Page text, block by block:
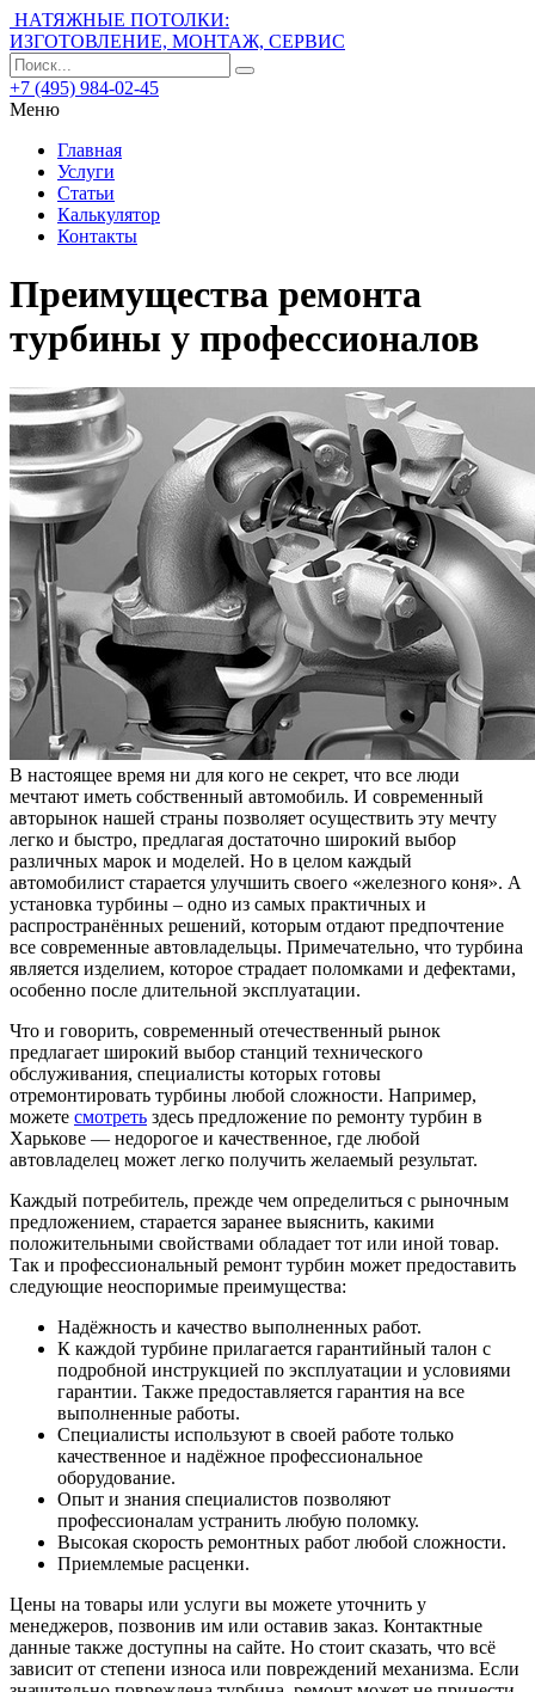
НАТЯЖНЫЕ ПОТОЛКИ:
ИЗГОТОВЛЕНИЕ, МОНТАЖ, СЕРВИС
+7 (495) 984-02-45
Меню
Главная
Услуги
Статьи
Калькулятор
Контакты
Преимущества ремонта
турбины у профессионалов
В настоящее время ни для кого не секрет, что все люди
мечтают иметь собственный автомобиль. И современный
авторынок нашей страны позволяет осуществить эту мечту
легко и быстро, предлагая достаточно широкий выбор
различных марок и моделей. Но в целом каждый
автомобилист старается улучшить своего «железного коня». А
установка турбины – одно из самых практичных и
распространённых решений, которым отдают предпочтение
все современные автовладельцы. Примечательно, что турбина
является изделием, которое страдает поломками и дефектами,
особенно после длительной эксплуатации.
Что и говорить, современный отечественный рынок
предлагает широкий выбор станций технического
обслуживания, специалисты которых готовы
отремонтировать турбины любой сложности. Например,
можете смотреть здесь предложение по ремонту турбин в
Харькове — недорогое и качественное, где любой
автовладелец может легко получить желаемый результат.
Каждый потребитель, прежде чем определиться с рыночным
предложением, старается заранее выяснить, какими
положительными свойствами обладает тот или иной товар.
Так и профессиональный ремонт турбин может предоставить
следующие неоспоримые преимущества:
Надёжность и качество выполненных работ.
К каждой турбине прилагается гарантийный талон с
подробной инструкцией по эксплуатации и условиями
гарантии. Также предоставляется гарантия на все
выполненные работы.
Специалисты используют в своей работе только
качественное и надёжное профессиональное
оборудование.
Опыт и знания специалистов позволяют
профессионалам устранить любую поломку.
Высокая скорость ремонтных работ любой сложности.
Приемлемые расценки.
Цены на товары или услуги вы можете уточнить у
менеджеров, позвонив им или оставив заказ. Контактные
данные также доступны на сайте. Но стоит сказать, что всё
зависит от степени износа или повреждений механизма. Если